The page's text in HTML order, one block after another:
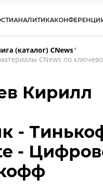
АНАЛИТИКА
(каталог) CNews*
CNews по
Кирилл
-
-